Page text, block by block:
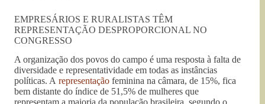
EMPRESÁRIOS E RURALISTAS TÊM
REPRESENTAÇÃO DESPROPORCIONAL NO
CONGRESSO
A organização dos povos do campo é uma resposta à falta de
diversidade e representatividade em todas as instâncias
políticas. A representação feminina na câmara, de 15%, fica
bem distante do índice de 51,5% de mulheres que